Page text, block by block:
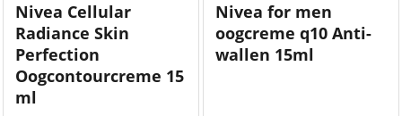
Nivea Cellular
Radiance Skin
Perfection
Oogcontourcreme 15
ml
Nivea for men
oogcreme q10 Anti-
wallen 15ml